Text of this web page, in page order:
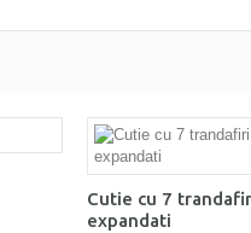
Cutie cu 7
expandati